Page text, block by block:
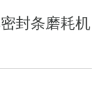
封条磨耗机